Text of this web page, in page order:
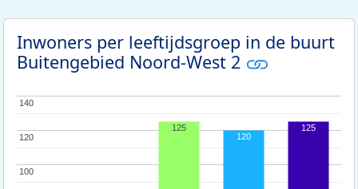
Inwoners per leeftijdsgroep in de buurt
Buitengebied Noord-West 2
100
100
120
120
140
140
125
120
125